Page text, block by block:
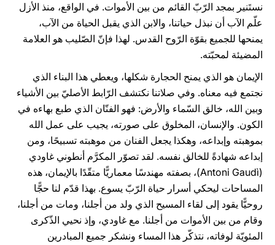
نستَنير بمجد الرّبّ القائم من بين الأموات. في الواقع، منذ الأزل
علّم الآب أن نبذل حياتنا، والابن الذي يقبل الحياة من الآب،
يمنحها للجميع بقوّة الرّوح القدس. لهذا فإنّ الصّليب هو العلامة
المضيئة لمحبّته.
الإيمان هو الذي يمنح الحجارة شكلها، ويعطي هذا البناء الذي
نجتمع فيه معناه. وفي صلاتنا نكتشف الرّابط الأصليّ بين الأشياء
وبين الله، خالق السّماء والأرض: فهو الفنّان الذي طبع بهاءه في
الكون. والإنسان، المخلوق على صورته، يجيب على عمل الله
بموهبته وإبداعه، وهكذا يجعل الفنان من موهبته تسبيحًا، ومن
إبداعه شهادةً للخالق نفسه. لقد تصوّر المكرَّم أنطوني غاودي
(Antoni Gaudì)، بصفته مهندسًا معماريًّا متقّدًا بالإيمان، هذه
المساحات ليحكي أسرار حياة الرّبّ يسوع. بهذا قدّم لنا حجًّا
روحيًّا يقود إلى لقاء المسيح الذي ولد من أجلنا، ومات من أجلنا،
وقام من بين الأموات من أجلنا. مع غاودي، وإذ نحيي الذّكرى
المئويّة لوفاته، نتذكّر هذا المساء ونشكر جميع المبادرين